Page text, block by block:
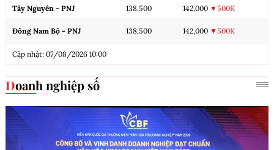
Tây Nguyên - PNJ 138,500 142,000 ▼500K
Đông Nam Bộ - PNJ 138,500 142,000 ▼500K
Cập nhật: 07/08/2026 10:00
Doanh nghiệp số